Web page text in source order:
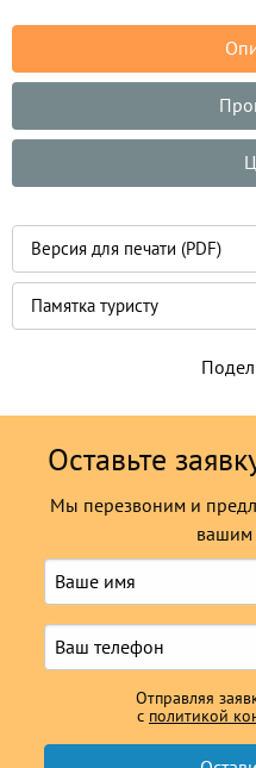
Версия для печати (PDF)
Памятка туристу
Оставьте
Мы перезвоним и
вашим
Отправляя
с политикой